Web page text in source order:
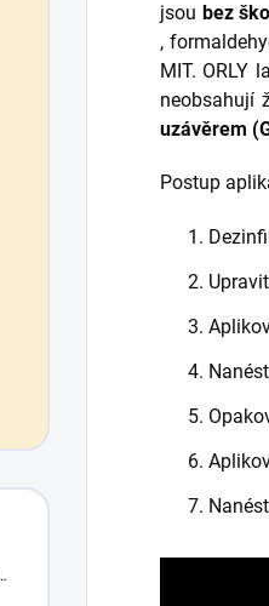
jsou bez
,
MIT. ORLY
neobsahují
uzávěrem
Postup